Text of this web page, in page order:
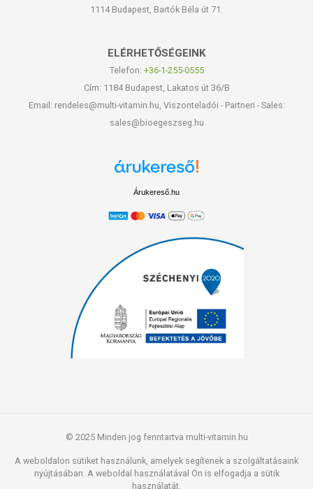
1114 Budapest, Bartók Béla út 71.
ELÉRHETŐSÉGEINK
Telefon: +36-1-255-0555
Cím: 1184 Budapest, Lakatos út 36/B
Email: rendeles@multi-vitamin.hu, Viszonteladói - Partneri - Sales:
sales@bioegeszseg.hu
Árukereső.hu
© 2025 Minden jog fenntartva multi-vitamin.hu
A weboldalon sütiket használunk, amelyek segítenek a szolgáltatásaink
nyújtásában. A weboldal használatával Ön is elfogadja a sütik
használatát.